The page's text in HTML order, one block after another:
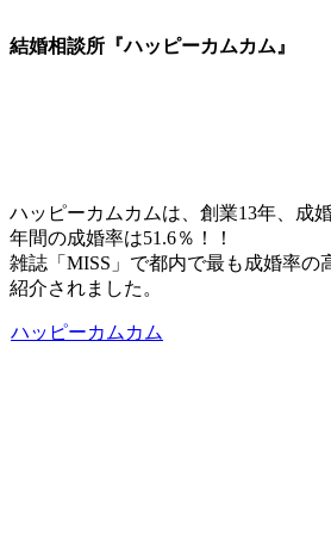
結婚相談所『ハッピーカムカム』
ハッピーカムカムは、創業13年、成
年間の成婚率は51.6％！！
雑誌「MISS」で都内で最も成婚率の
紹介されました。
ハッピーカムカム